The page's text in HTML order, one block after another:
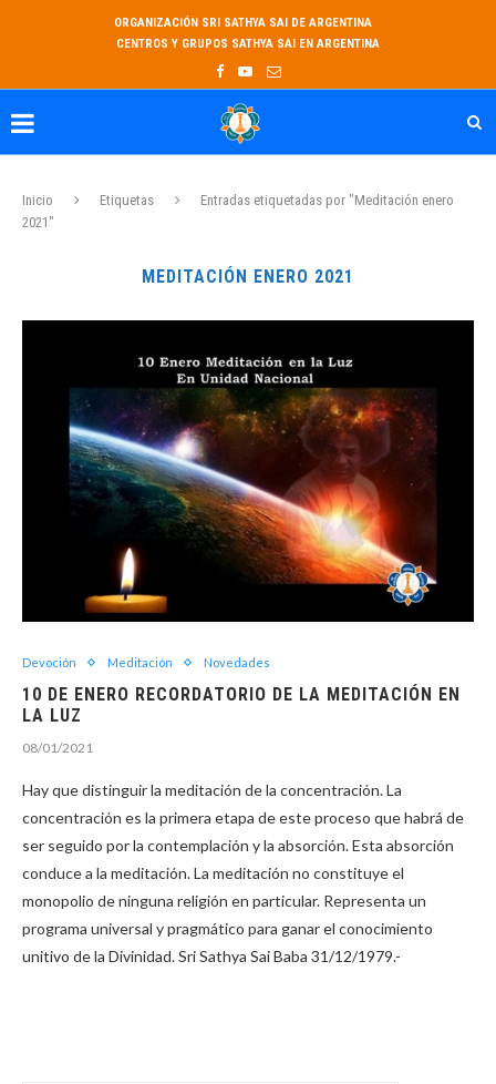
ORGANIZACIÓN SRI SATHYA SAI DE ARGENTINA
CENTROS Y GRUPOS SATHYA SAI EN ARGENTINA
Inicio Etiquetas
Entradas etiquetadas por "Meditación enero
2021"
MEDITACIÓN ENERO 2021
Devoción Meditación Novedades
10 DE ENERO RECORDATORIO DE LA MEDITACIÓN EN
LA LUZ
08/01/2021
Hay que distinguir la meditación de la concentración. La
concentración es la primera etapa de este proceso que habrá de
ser seguido por la contemplación y la absorción. Esta absorción
conduce a la meditación. La meditación no constituye el
monopolio de ninguna religión en particular. Representa un
programa universal y pragmático para ganar el conocimiento
unitivo de la Divinidad. Sri Sathya Sai Baba 31/12/1979.-